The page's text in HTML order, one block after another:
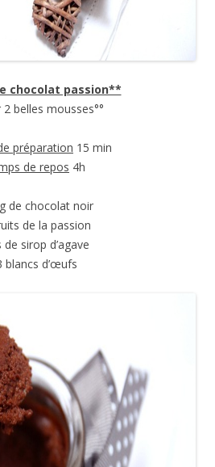
chocolat passion**
2 belles mousses°°
préparation 15 min
de repos 4h
de chocolat noir
de la passion
de sirop d’agave
blancs d’œufs